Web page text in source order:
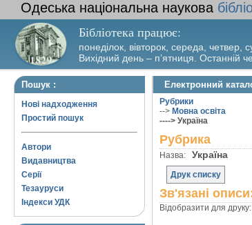
Одеська національна наукова
Бібліотека працює:
понеділок, вівторок, середа, четвер,
Вихідний день – п’ятниця. Останній
Пошук :
Нові надходження
Простий пошук
Автори
Видавництва
Серії
Тезауруси
Індекси УДК
Електронний
Рубрики
--> Мовна освіта
----> Україна
Рубрика
Назва: Україна
Друк списку
Зв'язані
Відобразити для друку: